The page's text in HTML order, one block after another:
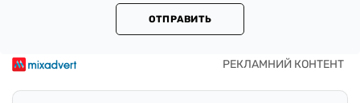
ОТПРАВИТЬ